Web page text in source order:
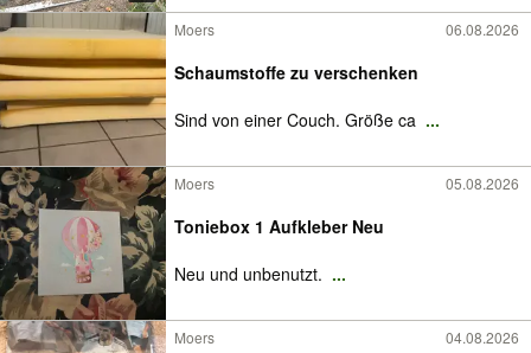
Moers 06.08.2026
Schaumstoffe zu verschenken
Sind von einer Couch. Größe ca ...
Moers 05.08.2026
Toniebox 1 Aufkleber Neu
Neu und unbenutzt. ...
Moers 04.08.2026